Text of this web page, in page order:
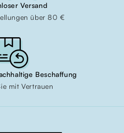
Versand
über 80 €
Beschaffung
mit Vertrauen